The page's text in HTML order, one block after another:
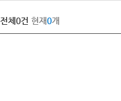
전체 0건 현재0개